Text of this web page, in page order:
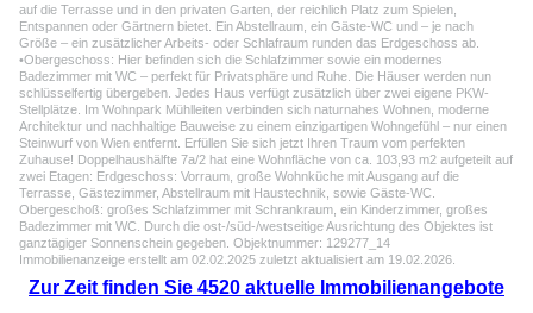
auf die Terrasse und in den privaten Garten, der reichlich Platz zum Spielen,
Entspannen oder Gärtnern bietet. Ein Abstellraum, ein Gäste-WC und – je nach
Größe – ein zusätzlicher Arbeits- oder Schlafraum runden das Erdgeschoss ab.
•Obergeschoss: Hier befinden sich die Schlafzimmer sowie ein modernes
Badezimmer mit WC – perfekt für Privatsphäre und Ruhe. Die Häuser werden nun
schlüsselfertig übergeben. Jedes Haus verfügt zusätzlich über zwei eigene PKW-
Stellplätze. Im Wohnpark Mühlleiten verbinden sich naturnahes Wohnen, moderne
Architektur und nachhaltige Bauweise zu einem einzigartigen Wohngefühl – nur einen
Steinwurf von Wien entfernt. Erfüllen Sie sich jetzt Ihren Traum vom perfekten
Zuhause! Doppelhaushälfte 7a/2 hat eine Wohnfläche von ca. 103,93 m2 aufgeteilt auf
zwei Etagen: Erdgeschoss: Vorraum, große Wohnküche mit Ausgang auf die
Terrasse, Gästezimmer, Abstellraum mit Haustechnik, sowie Gäste-WC.
Obergeschoß: großes Schlafzimmer mit Schrankraum, ein Kinderzimmer, großes
Badezimmer mit WC. Durch die ost-/süd-/westseitige Ausrichtung des Objektes ist
ganztägiger Sonnenschein gegeben. Objektnummer: 129277_14
Immobilienanzeige erstellt am 02.02.2025 zuletzt aktualisiert am 19.02.2026.
Zur Zeit finden Sie 4520 aktuelle Immobilienangebote